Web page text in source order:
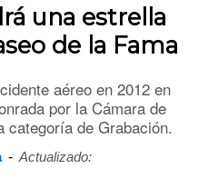
una estrella
de la Fama
aéreo en 2012 en
por la Cámara de
categoría de Grabación.
- Actualizado: